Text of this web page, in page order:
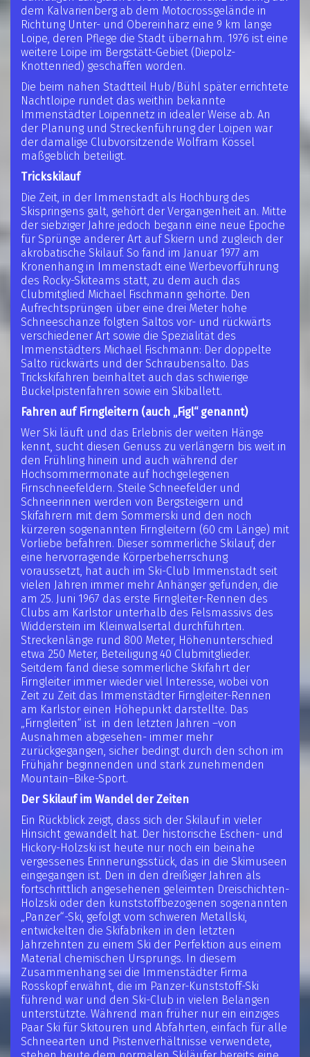
dem Kalvarienberg ab dem Motocrossgelände in
Richtung Unter- und Obereinharz eine 9 km lange
Loipe, deren Pflege die Stadt übernahm. 1976 ist eine
weitere Loipe im Bergstätt-Gebiet (Diepolz-
Knottenried) geschaffen worden.
Die beim nahen Stadtteil Hub/Bühl später errichtete
Nachtloipe rundet das weithin bekannte
Immenstädter Loipennetz in idealer Weise ab. An
der Planung und Streckenführung der Loipen war
der damalige Clubvorsitzende Wolfram Kössel
maßgeblich beteiligt.
Trickskilauf
Die Zeit, in der Immenstadt als Hochburg des
Skispringens galt, gehört der Vergangenheit an. Mitte
der siebziger Jahre jedoch begann eine neue Epoche
für Sprünge anderer Art auf Skiern und zugleich der
akrobatische Skilauf. So fand im Januar 1977 am
Kronenhang in Immenstadt eine Werbevorführung
des Rocky-Skiteams statt, zu dem auch das
Clubmitglied Michael Fischmann gehörte. Den
Aufrechtsprüngen über eine drei Meter hohe
Schneeschanze folgten Saltos vor- und rückwärts
verschiedener Art sowie die Spezialität des
Immenstädters Michael Fischmann: Der doppelte
Salto rückwärts und der Schraubensalto. Das
Trickskifahren beinhaltet auch das schwierige
Buckelpistenfahren sowie ein Skiballett.
Fahren auf Firngleitern (auch „Figl“ genannt)
Wer Ski läuft und das Erlebnis der weiten Hänge
kennt, sucht diesen Genuss zu verlängern bis weit in
den Frühling hinein und auch während der
Hochsommermonate auf hochgelegenen
Firnschneefeldern. Steile Schneefelder und
Schneerinnen werden von Bergsteigern und
Skifahrern mit dem Sommerski und den noch
kürzeren sogenannten Firngleitern (60 cm Länge) mit
Vorliebe befahren. Dieser sommerliche Skilauf, der
eine hervorragende Körperbeherrschung
voraussetzt, hat auch im Ski-Club Immenstadt seit
vielen Jahren immer mehr Anhänger gefunden, die
am 25. Juni 1967 das erste Firngleiter-Rennen des
Clubs am Karlstor unterhalb des Felsmassivs des
Widderstein im Kleinwalsertal durchführten.
Streckenlänge rund 800 Meter, Höhenunterschied
etwa 250 Meter, Beteiligung 40 Clubmitglieder.
Seitdem fand diese sommerliche Skifahrt der
Firngleiter immer wieder viel Interesse, wobei von
Zeit zu Zeit das Immenstädter Firngleiter-Rennen
am Karlstor einen Höhepunkt darstellte. Das
„Firngleiten“ ist in den letzten Jahren –von
Ausnahmen abgesehen- immer mehr
zurückgegangen, sicher bedingt durch den schon im
Frühjahr beginnenden und stark zunehmenden
Mountain–Bike-Sport.
Der Skilauf im Wandel der Zeiten
Ein Rückblick zeigt, dass sich der Skilauf in vieler
Hinsicht gewandelt hat. Der historische Eschen- und
Hickory-Holzski ist heute nur noch ein beinahe
vergessenes Erinnerungsstück, das in die Skimuseen
eingegangen ist. Den in den dreißiger Jahren als
fortschrittlich angesehenen geleimten Dreischichten-
Holzski oder den kunststoffbezogenen sogenannten
„Panzer“-Ski, gefolgt vom schweren Metallski,
entwickelten die Skifabriken in den letzten
Jahrzehnten zu einem Ski der Perfektion aus einem
Material chemischen Ursprungs. In diesem
Zusammenhang sei die Immenstädter Firma
Rosskopf erwähnt, die im Panzer-Kunststoff-Ski
führend war und den Ski-Club in vielen Belangen
unterstützte. Während man früher nur ein einziges
Paar Ski für Skitouren und Abfahrten, einfach für alle
Schneearten und Pistenverhältnisse verwendete,